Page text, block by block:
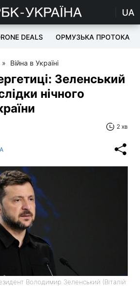
UA
DEALS ОРМУЗЬКА ПРОТОКА
» Війна в Україні
Зеленський
нічного
2 хв
Володимир Зеленський (Віталій